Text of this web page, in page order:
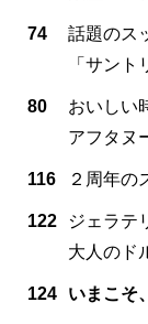
74
話題のス
「サン
80
おいしい
アフタヌ
116 ２周年の
122
ジェラテ
大人のド
124 いまこそ